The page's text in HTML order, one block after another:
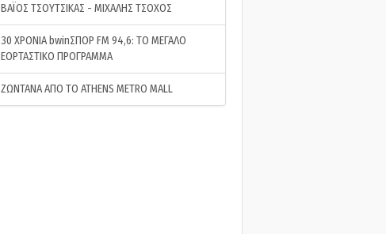
ΒΑΪΟΣ ΤΣΟΥΤΣΙΚΑΣ - ΜΙΧΑΛΗΣ ΤΣΟΧΟΣ
30 ΧΡΟΝΙΑ bwinΣΠΟΡ FM 94,6: ΤΟ ΜΕΓΑΛΟ
ΕΟΡΤΑΣΤΙΚΟ ΠΡΟΓΡΑΜΜΑ
ΖΩΝΤΑΝΑ ΑΠΟ ΤΟ ATHENS METRO MALL